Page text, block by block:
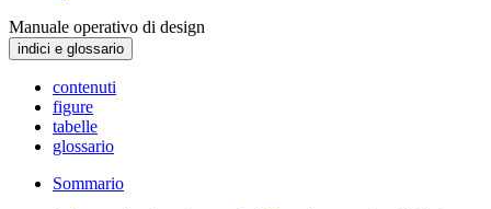
Manuale operativo di design
indici e glossario
contenuti
figure
tabelle
glossario
Sommario